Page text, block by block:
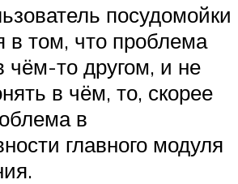
посудомойки
в том, что проблема
чём-то другом, и не
в чём, то, скорее
в
главного модуля